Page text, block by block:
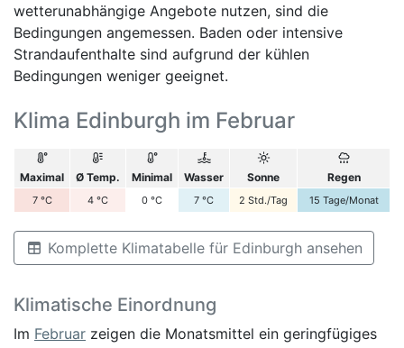
wetterunabhängige Angebote nutzen, sind die
Bedingungen angemessen. Baden oder intensive
Strandaufenthalte sind aufgrund der kühlen
Bedingungen weniger geeignet.
Klima Edinburgh im Februar
Maximal Ø Temp. Minimal Wasser Sonne Regen
7 °C 4 °C 0 °C 7 °C 2 Std./Tag 15 Tage/Monat
Komplette Klimatabelle für Edinburgh ansehen
Klimatische Einordnung
Im Februar zeigen die Monatsmittel ein geringfügiges